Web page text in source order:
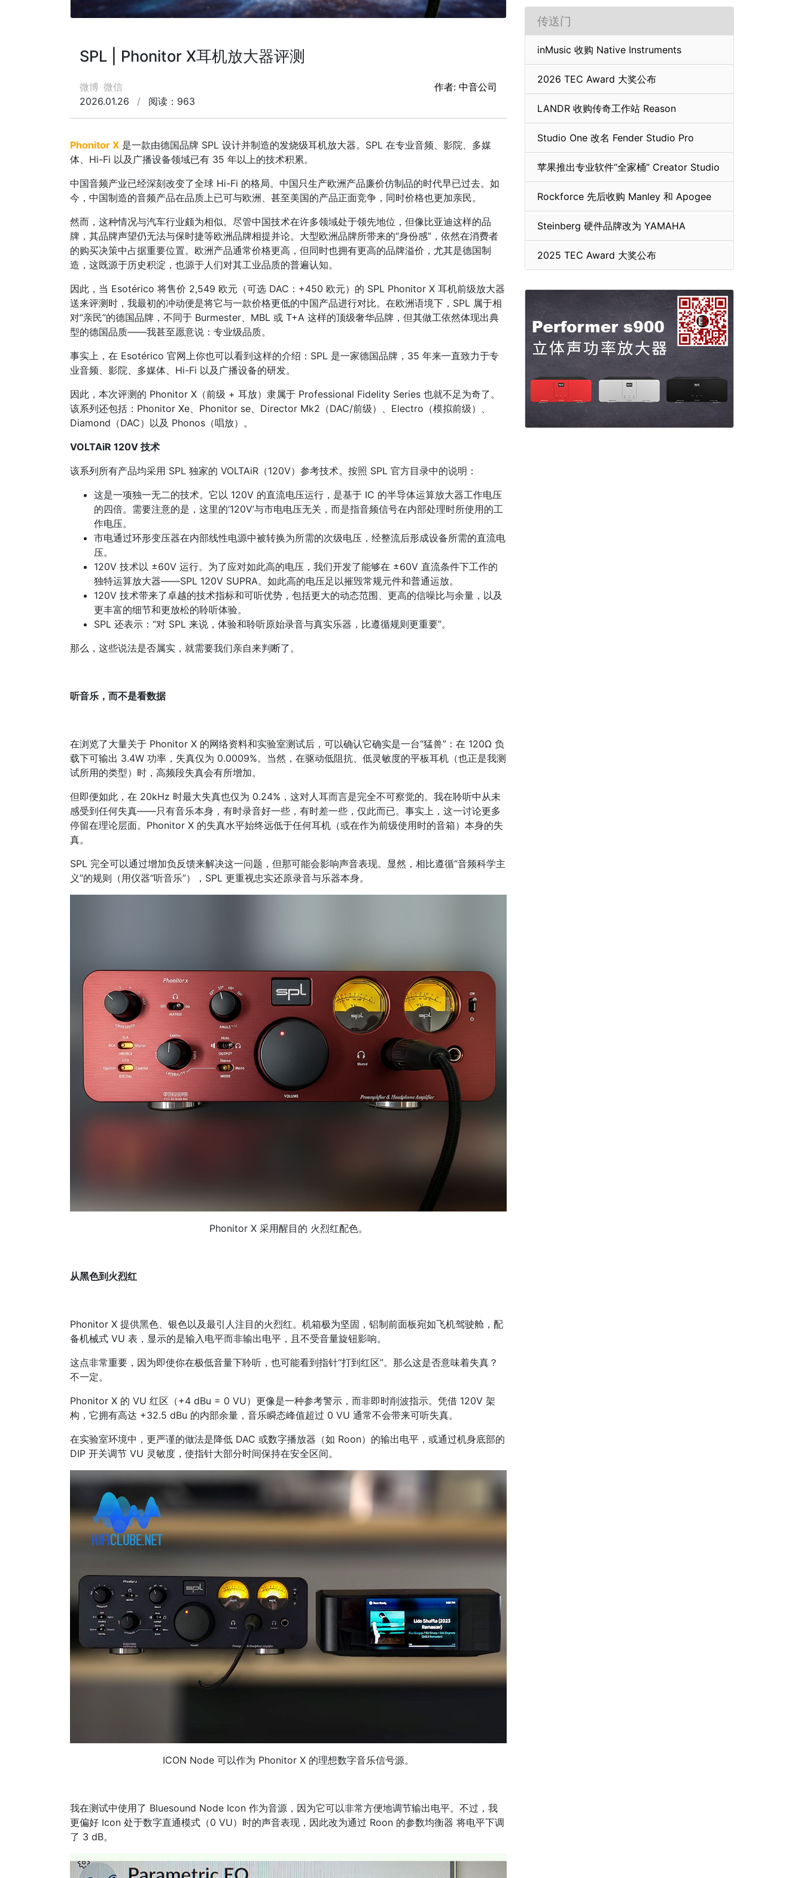
SPL | Phonitor X耳机放大器评测
微博 微信
2026.01.26
/ 阅读：963
作者: 中音公司
Phonitor X 是一款由德国品牌 SPL 设计并制造的发烧级耳机放大器。SPL 在专业音频、影院、多媒
体、Hi-Fi 以及广播设备领域已有 35 年以上的技术积累。
中国音频产业已经深刻改变了全球 Hi-Fi 的格局。中国只生产欧洲产品廉价仿制品的时代早已过去。如
今，中国制造的音频产品在品质上已可与欧洲、甚至美国的产品正面竞争，同时价格也更加亲民。
然而，这种情况与汽车行业颇为相似。尽管中国技术在许多领域处于领先地位，但像比亚迪这样的品
牌，其品牌声望仍无法与保时捷等欧洲品牌相提并论。大型欧洲品牌所带来的“身份感”，依然在消费者
的购买决策中占据重要位置。欧洲产品通常价格更高，但同时也拥有更高的品牌溢价，尤其是德国制
造，这既源于历史积淀，也源于人们对其工业品质的普遍认知。
因此，当 Esotérico 将售价 2,549 欧元（可选 DAC：+450 欧元）的 SPL Phonitor X 耳机前级放大器
送来评测时，我最初的冲动便是将它与一款价格更低的中国产品进行对比。在欧洲语境下，SPL 属于相
对“亲民”的德国品牌，不同于 Burmester、MBL 或 T+A 这样的顶级奢华品牌，但其做工依然体现出典
型的德国品质——我甚至愿意说：专业级品质。
事实上，在 Esotérico 官网上你也可以看到这样的介绍：SPL 是一家德国品牌，35 年来一直致力于专
业音频、影院、多媒体、Hi-Fi 以及广播设备的研发。
因此，本次评测的 Phonitor X（前级 + 耳放）隶属于 Professional Fidelity Series 也就不足为奇了。
该系列还包括：Phonitor Xe、Phonitor se、Director Mk2（DAC/前级）、Electro（模拟前级）、
Diamond（DAC）以及 Phonos（唱放）。
VOLTAiR 120V 技术
该系列所有产品均采用 SPL 独家的 VOLTAiR（120V）参考技术。按照 SPL 官方目录中的说明：
这是一项独一无二的技术。它以 120V 的直流电压运行，是基于 IC 的半导体运算放大器工作电压
的四倍。需要注意的是，这里的‘120V’与市电电压无关，而是指音频信号在内部处理时所使用的工
作电压。
市电通过环形变压器在内部线性电源中被转换为所需的次级电压，经整流后形成设备所需的直流电
压。
120V 技术以 ±60V 运行。为了应对如此高的电压，我们开发了能够在 ±60V 直流条件下工作的
独特运算放大器——SPL 120V SUPRA。如此高的电压足以摧毁常规元件和普通运放。
120V 技术带来了卓越的技术指标和可听优势，包括更大的动态范围、更高的信噪比与余量，以及
更丰富的细节和更放松的聆听体验。
SPL 还表示：“对 SPL 来说，体验和聆听原始录音与真实乐器，比遵循规则更重要”。
那么，这些说法是否属实，就需要我们亲自来判断了。
听音乐，而不是看数据
在浏览了大量关于 Phonitor X 的网络资料和实验室测试后，可以确认它确实是一台“猛兽”：在 120Ω 负
载下可输出 3.4W 功率，失真仅为 0.0009%。当然，在驱动低阻抗、低灵敏度的平板耳机（也正是我测
试所用的类型）时，高频段失真会有所增加。
但即便如此，在 20kHz 时最大失真也仅为 0.24%，这对人耳而言是完全不可察觉的。我在聆听中从未
感受到任何失真——只有音乐本身，有时录音好一些，有时差一些，仅此而已。事实上，这一讨论更多
停留在理论层面。Phonitor X 的失真水平始终远低于任何耳机（或在作为前级使用时的音箱）本身的失
真。
SPL 完全可以通过增加负反馈来解决这一问题，但那可能会影响声音表现。显然，相比遵循“音频科学主
义”的规则（用仪器“听音乐”），SPL 更重视忠实还原录音与乐器本身。
Phonitor X 采用醒目的 火烈红配色。
从黑色到火烈红
Phonitor X 提供黑色、银色以及最引人注目的火烈红。机箱极为坚固，铝制前面板宛如飞机驾驶舱，配
备机械式 VU 表，显示的是输入电平而非输出电平，且不受音量旋钮影响。
这点非常重要，因为即使你在极低音量下聆听，也可能看到指针“打到红区”。那么这是否意味着失真？
不一定。
Phonitor X 的 VU 红区（+4 dBu = 0 VU）更像是一种参考警示，而非即时削波指示。凭借 120V 架
构，它拥有高达 +32.5 dBu 的内部余量，音乐瞬态峰值超过 0 VU 通常不会带来可听失真。
在实验室环境中，更严谨的做法是降低 DAC 或数字播放器（如 Roon）的输出电平，或通过机身底部的
DIP 开关调节 VU 灵敏度，使指针大部分时间保持在安全区间。
ICON Node 可以作为 Phonitor X 的理想数字音乐信号源。
我在测试中使用了 Bluesound Node Icon 作为音源，因为它可以非常方便地调节输出电平。不过，我
更偏好 Icon 处于数字直通模式（0 VU）时的声音表现，因此改为通过 Roon 的参数均衡器 将电平下调
了 3 dB。
传送门
inMusic 收购 Native Instruments
2026 TEC Award 大奖公布
LANDR 收购传奇工作站 Reason
Studio One 改名 Fender Studio Pro
苹果推出专业软件“全家桶” Creator Studio
Rockforce 先后收购 Manley 和 Apogee
Steinberg 硬件品牌改为 YAMAHA
2025 TEC Award 大奖公布